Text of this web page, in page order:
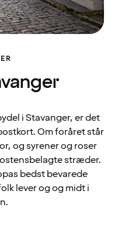
i Stavanger, er det
Om foråret står
og syrener og roser
stræder.
bedst bevarede
lever og og midt i